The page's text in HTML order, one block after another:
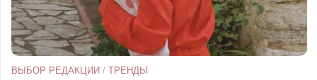
ВЫБОР РЕДАКЦИИ / ТРЕНДЫ